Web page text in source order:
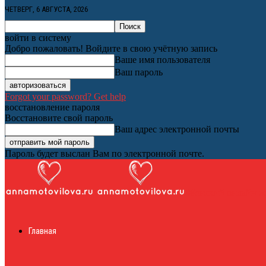
ЧЕТВЕРГ, 6 АВГУСТА, 2026
войти в систему
Добро пожаловать! Войдите в свою учётную запись
Ваше имя пользователя
Ваш пароль
Forgot your password? Get help
восстановление пароля
Восстановите свой пароль
Ваш адрес электронной почты
Пароль будет выслан Вам по электронной почте.
Главная